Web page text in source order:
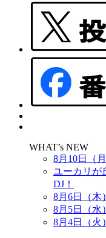
WHAT’s NEW
8月10日（
ユーカリが
DJ！
8月6日（木
8月5日（水
8月4日（火